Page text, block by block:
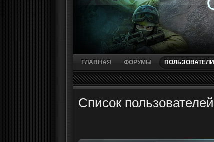
ГЛАВНАЯ ФОРУМЫ ПОЛЬЗОВАТЕЛИ
Список пользователей